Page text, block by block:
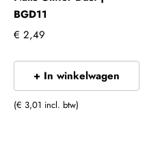
BGD11
€ 2,49
+ In winkelwagen
(€ 3,01 incl. btw)